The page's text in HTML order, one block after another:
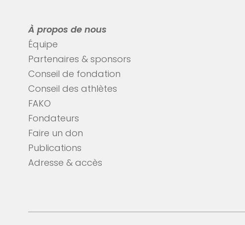
À propos de nous
Équipe
Partenaires & sponsors
Conseil de fondation
Conseil des athlètes
FAKO
Fondateurs
Faire un don
Publications
Adresse & accès